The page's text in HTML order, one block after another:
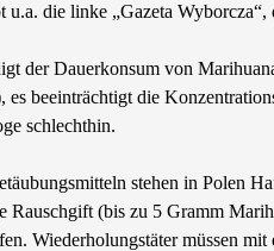
u.a. die linke „Gazeta
der Dauerkonsum von
es beeinträchtigt die
schlechthin.
stehen in Polen
(bis zu 5 Gramm
Wiederholungstäter müssen